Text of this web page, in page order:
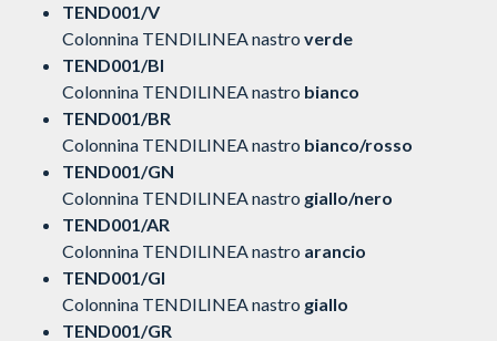
TEND001/V
Colonnina TENDILINEA nastro verde
TEND001/BI
Colonnina TENDILINEA nastro bianco
TEND001/BR
Colonnina TENDILINEA nastro bianco/rosso
TEND001/GN
Colonnina TENDILINEA nastro giallo/nero
TEND001/AR
Colonnina TENDILINEA nastro arancio
TEND001/GI
Colonnina TENDILINEA nastro giallo
TEND001/GR